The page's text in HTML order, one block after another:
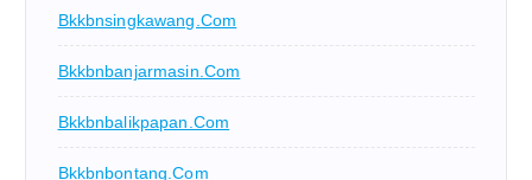
Bkkbnsingkawang.com
Bkkbnbanjarmasin.com
Bkkbnbalikpapan.com
Bkkbnbontang.com